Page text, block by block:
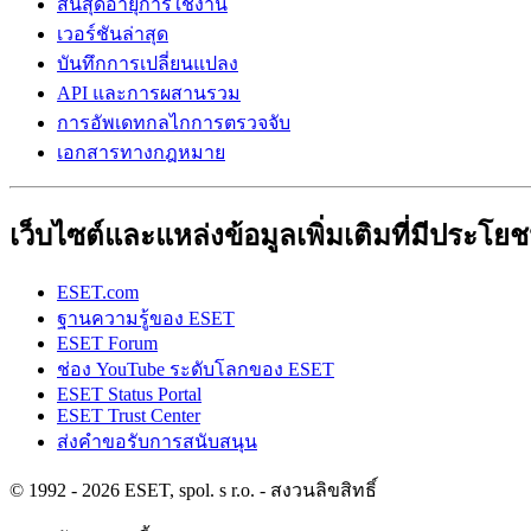
สิ้นสุดอายุการใช้งาน
เวอร์ชันล่าสุด
บันทึกการเปลี่ยนแปลง
API และการผสานรวม
การอัพเดทกลไกการตรวจจับ
เอกสารทางกฎหมาย
เว็บไซต์และแหล่งข้อมูลเพิ่มเติมที่มีประโย
ESET.com
ฐานความรู้ของ ESET
ESET Forum
ช่อง YouTube ระดับโลกของ ESET
ESET Status Portal
ESET Trust Center
ส่งคำขอรับการสนับสนุน
© 1992 - 2026 ESET, spol. s r.o. - สงวนลิขสิทธิ์